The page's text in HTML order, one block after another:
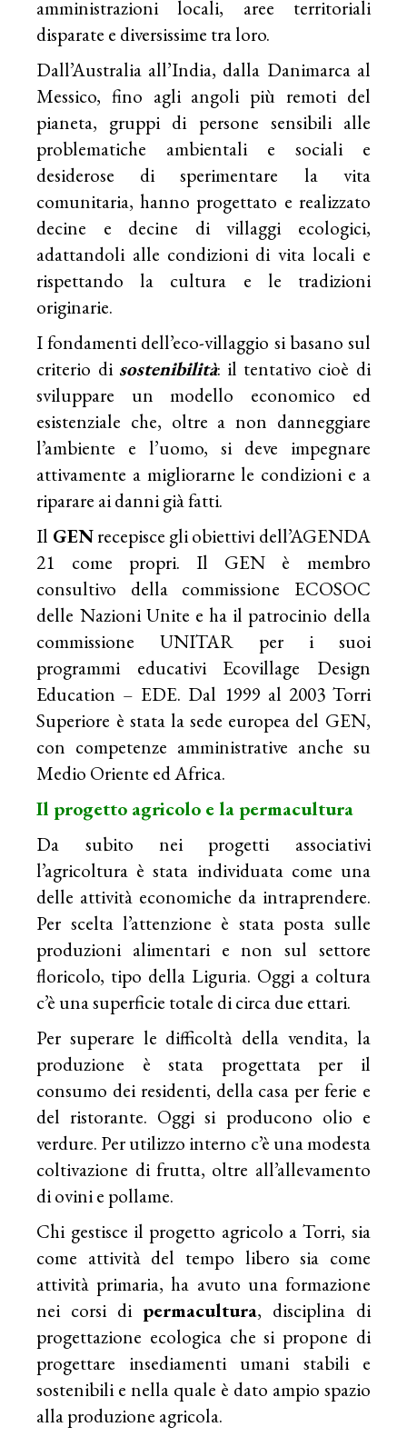
amministrazioni locali, aree territoriali
disparate e diversissime tra loro.
Dall’Australia all’India, dalla Danimarca al
Messico, fino agli angoli più remoti del
pianeta, gruppi di persone sensibili alle
problematiche ambientali e sociali e
desiderose di sperimentare la vita
comunitaria, hanno progettato e realizzato
decine e decine di villaggi ecologici,
adattandoli alle condizioni di vita locali e
rispettando la cultura e le tradizioni
originarie.
I fondamenti dell’eco-villaggio si basano sul
criterio di sostenibilità: il tentativo cioè di
sviluppare un modello economico ed
esistenziale che, oltre a non danneggiare
l’ambiente e l’uomo, si deve impegnare
attivamente a migliorarne le condizioni e a
riparare ai danni già fatti.
Il GENrecepisce gli obiettivi dell’AGENDA
21 come propri. Il GEN è membro
consultivo della commissione ECOSOC
delle Nazioni Unite e ha il patrocinio della
commissione UNITAR per i suoi
programmi educativi Ecovillage Design
Education – EDE. Dal 1999 al 2003 Torri
Superiore è stata la sede europea del GEN,
con competenze amministrative anche su
Medio Oriente ed Africa.
Il progetto agricolo e la permacultura
Da subito nei progetti associativi
l’agricoltura è stata individuata come una
delle attività economiche da intraprendere.
Per scelta l’attenzione è stata posta sulle
produzioni alimentari e non sul settore
floricolo, tipo della Liguria. Oggi a coltura
c’è una superficie totale di circa due ettari.
Per superare le difficoltà della vendita, la
produzione è stata progettata per il
consumo dei residenti, della casa per ferie e
del ristorante. Oggi si producono olio e
verdure. Per utilizzo interno c’è una modesta
coltivazione di frutta, oltre all’allevamento
di ovini e pollame.
Chi gestisce il progetto agricolo a Torri, sia
come attività del tempo libero sia come
attività primaria, ha avuto una formazione
nei corsi di permacultura, disciplina di
progettazione ecologica che si propone di
progettare insediamenti umani stabili e
sostenibili e nella quale è dato ampio spazio
alla produzione agricola.